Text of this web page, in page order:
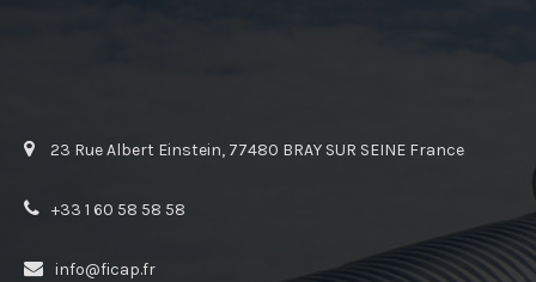
23 Rue Albert Einstein, 77480 BRAY SUR SEINE France
+33 1 60 58 58 58
info@ficap.fr